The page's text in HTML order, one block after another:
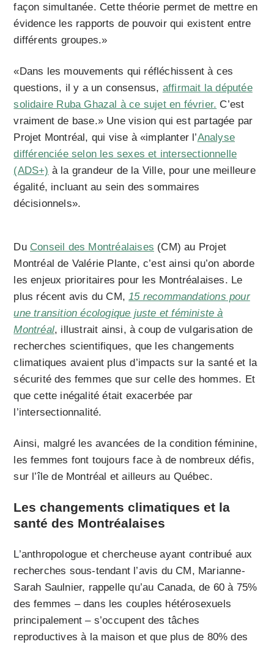
façon simultanée. Cette théorie permet de mettre en
évidence les rapports de pouvoir qui existent entre
différents groupes.»
«Dans les mouvements qui réfléchissent à ces
questions, il y a un consensus, affirmait la députée
solidaire Ruba Ghazal à ce sujet en février. C’est
vraiment de base.» Une vision qui est partagée par
Projet Montréal, qui vise à «implanter l’Analyse
différenciée selon les sexes et intersectionnelle
(ADS+) à la grandeur de la Ville, pour une meilleure
égalité, incluant au sein des sommaires
décisionnels».
Du Conseil des Montréalaises (CM) au Projet
Montréal de Valérie Plante, c’est ainsi qu’on aborde
les enjeux prioritaires pour les Montréalaises. Le
plus récent avis du CM,15 recommandations pour
une transition écologique juste et féministe à
Montréal, illustrait ainsi, à coup de vulgarisation de
recherches scientifiques, que les changements
climatiques avaient plus d’impacts sur la santé et la
sécurité des femmes que sur celle des hommes. Et
que cette inégalité était exacerbée par
l’intersectionnalité.
Ainsi, malgré les avancées de la condition féminine,
les femmes font toujours face à de nombreux défis,
sur l’île de Montréal et ailleurs au Québec.
Les changements climatiques et la
santé des Montréalaises
L’anthropologue et chercheuse ayant contribué aux
recherches sous-tendant l’avis du CM, Marianne-
Sarah Saulnier, rappelle qu’au Canada, de 60 à 75%
des femmes – dans les couples hétérosexuels
principalement – s’occupent des tâches
reproductives à la maison et que plus de 80% des